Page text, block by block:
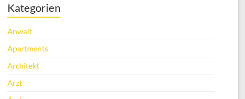
Kategorien
Anwalt
Apartments
Architekt
Arzt